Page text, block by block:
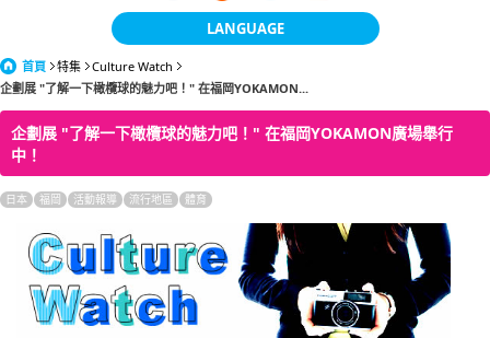
LANGUAGE
한국어
English
ภาษาไทย
首頁 特集
Culture Watch
企劃展 "了解一下橄欖球的魅力吧！" 在福岡YOKAMON...
企劃展 "了解一下橄欖球的魅力吧！" 在福岡YOKAMON廣場舉行
中！
日本 福岡 活動報導 流行地區 體育